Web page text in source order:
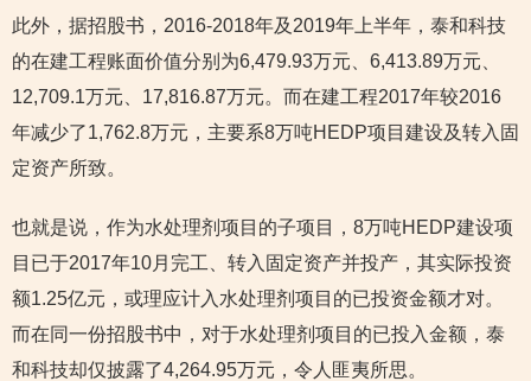
此外，据招股书，2016-2018年及2019年上半年，泰和科技
的在建工程账面价值分别为6,479.93万元、6,413.89万元、
12,709.1万元、17,816.87万元。而在建工程2017年较2016
年减少了1,762.8万元，主要系8万吨HEDP项目建设及转入固
定资产所致。
也就是说，作为水处理剂项目的子项目，8万吨HEDP建设项
目已于2017年10月完工、转入固定资产并投产，其实际投资
额1.25亿元，或理应计入水处理剂项目的已投资金额才对。
而在同一份招股书中，对于水处理剂项目的已投入金额，泰
和科技却仅披露了4,264.95万元，令人匪夷所思。